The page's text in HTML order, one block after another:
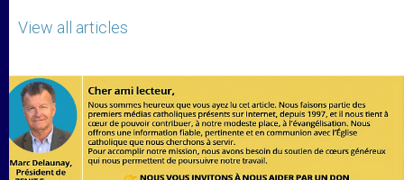
View all articles